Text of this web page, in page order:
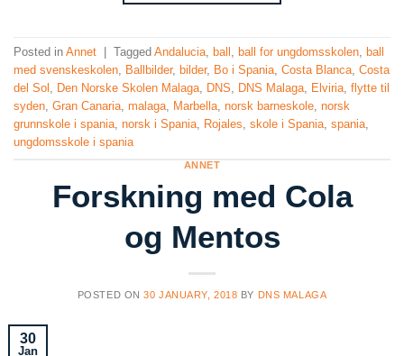
Posted in Annet Tagged Andalucia, ball , ball for ungdomsskolen, ball
med svenskeskolen, Ballbilder, bilder, Bo i Spania, Costa Blanca, Costa
del Sol , Den Norske Skolen Malaga, DNS, DNS Malaga, Elviria, flytte til
syden, Gran Canaria, malaga, Marbella, norsk barneskole, norsk
grunnskole i spania, norsk i Spania, Rojales, skole i Spania, spania,
ungdomsskole i spania
ANNET
Forskning med Cola
og Mentos
POSTED ON30 JANUARY, 2018 BY DNS MALAGA
30
Jan